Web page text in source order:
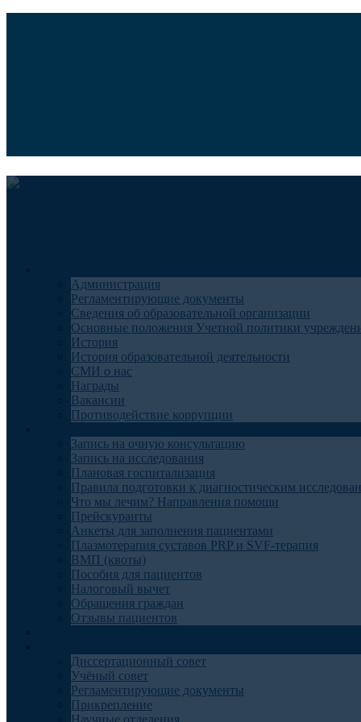
Администрация
Регламентирующие документы
Сведения об образовательной организации
Основные положения Учетной политики
История
История образовательной деятельности
СМИ о нас
Награды
Вакансии
Противодействие коррупции
Запись на очную консультацию
Запись на исследования
Плановая госпитализация
Правила подготовки к диагностическим
Что мы лечим? Направления помощи
Прейскуранты
Анкеты для заполнения пациентами
Плазмотерапия суставов PRP и SVF-терапия
ВМП (квоты)
Пособия для пациентов
Налоговый вычет
Обращения граждан
Отзывы пациентов
Диссертационный совет
Учёный совет
Регламентирующие документы
Прикрепление
Научные отделения